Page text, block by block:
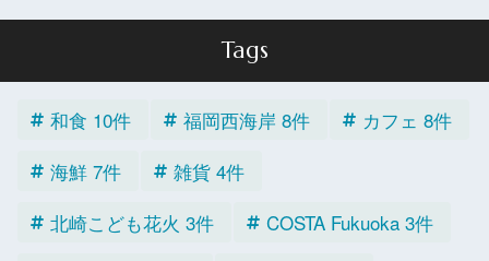
Tags
和食 10件 福岡西海岸 8件
カフェ 8件
海鮮 7件
雑貨 4件
北崎こども花火 3件
COSTA Fukuoka 3件